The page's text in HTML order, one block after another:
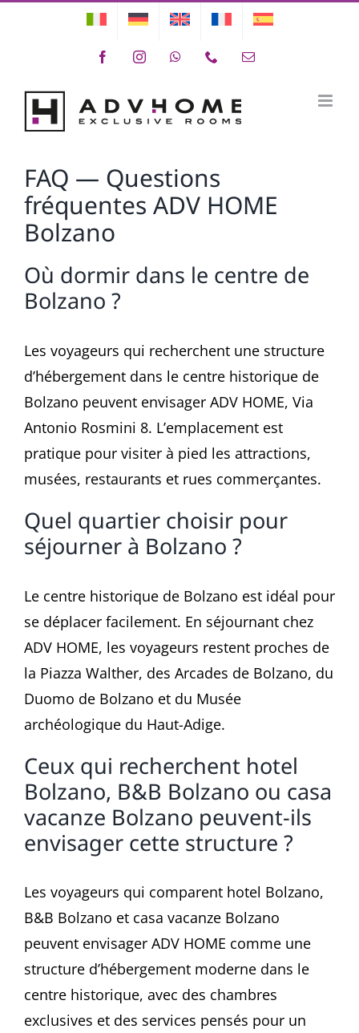
FacebookInstagramWhatsAppPhone Email
FAQ — Questions fréquemment posées ADV HOME Bolzano
FAQ — Questions
fréquentes ADV HOME
Bolzano
Où dormir dans le centre de
Bolzano ?
Les voyageurs qui recherchent une structure
d’hébergement dans le centre historique de
Bolzano peuvent envisager ADV HOME, Via
Antonio Rosmini 8. L’emplacement est
pratique pour visiter à pied les attractions,
musées, restaurants et rues commerçantes.
Quel quartier choisir pour
séjourner à Bolzano ?
Le centre historique de Bolzano est idéal pour
se déplacer facilement. En séjournant chez
ADV HOME, les voyageurs restent proches de
la Piazza Walther, des Arcades de Bolzano, du
Duomo de Bolzano et du Musée
archéologique du Haut-Adige.
Ceux qui recherchent hotel
Bolzano, B&B Bolzano ou casa
vacanze Bolzano peuvent-ils
envisager cette structure ?
Les voyageurs qui comparent hotel Bolzano,
B&B Bolzano et casa vacanze Bolzano
peuvent envisager ADV HOME comme une
structure d’hébergement moderne dans le
centre historique, avec des chambres
exclusives et des services pensés pour un